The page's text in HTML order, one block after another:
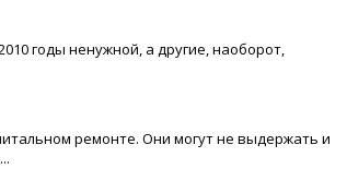
годы ненужной, а другие, наоборот,
ремонте. Они могут не выдержать и